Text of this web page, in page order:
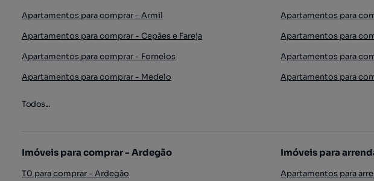
Apartamentos para comprar - Armil
Apartamentos para
Apartamentos para comprar - Cepães e Fareja
Apartamentos para
Apartamentos para comprar - Fornelos
Apartamentos para
Apartamentos para comprar - Medelo
Apartamentos para
Todos...
Imóveis para comprar - Ardegão
T0 para comprar - Ardegão
Imóveis para
Apartamentos para